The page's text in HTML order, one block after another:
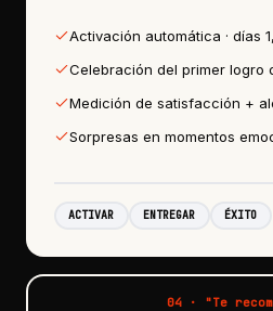
Activación automática · días
Celebración del primer logro
Medición de satisfacción +
Sorpresas en momentos
ACTIVAR ENTREGAR ÉXITO
04 · "Te